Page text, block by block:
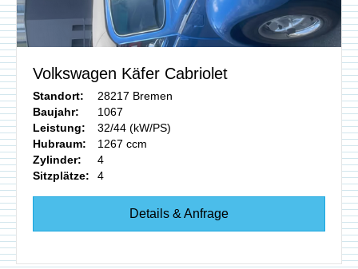
Volkswagen Käfer Cabriolet
Standort:
28217 Bremen
Baujahr:
1067
Leistung:
32/44 (kW/PS)
Hubraum:
1267 ccm
Zylinder:
4
Sitzplätze:
4
Details & Anfrage